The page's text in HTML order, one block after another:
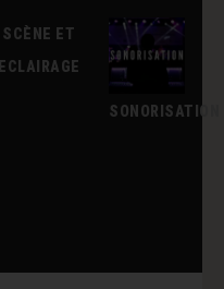
SCÈNE ET
ECLAIRAGE
SONORISATION